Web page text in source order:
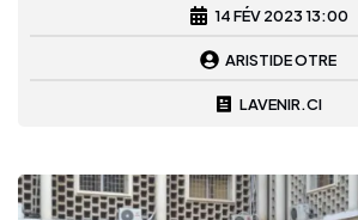
14 FÉV 2023 13:00
ARISTIDE OTRE
LAVENIR.CI